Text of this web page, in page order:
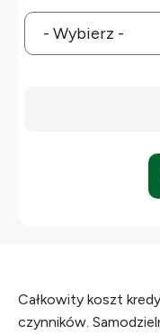
Całkowity koszt
czynników.